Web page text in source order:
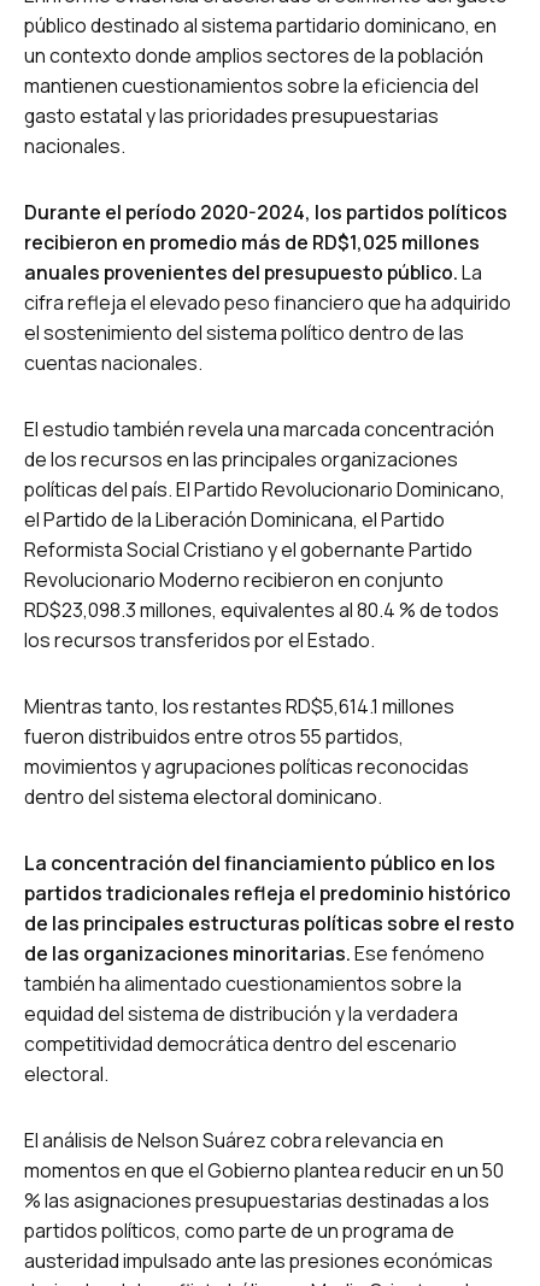
público destinado al sistema partidario dominicano, en
un contexto donde amplios sectores de la población
mantienen cuestionamientos sobre la eficiencia del
gasto estatal y las prioridades presupuestarias
nacionales.
Durante el período 2020-2024, los partidos políticos
recibieron en promedio más de RD$1,025 millones
anuales provenientes del presupuesto público.La
cifra refleja el elevado peso financiero que ha adquirido
el sostenimiento del sistema político dentro de las
cuentas nacionales.
El estudio también revela una marcada concentración
de los recursos en las principales organizaciones
políticas del país. El Partido Revolucionario Dominicano,
el Partido de la Liberación Dominicana, el Partido
Reformista Social Cristiano y el gobernante Partido
Revolucionario Moderno recibieron en conjunto
RD$23,098.3 millones, equivalentes al 80.4 % de todos
los recursos transferidos por el Estado.
Mientras tanto, los restantes RD$5,614.1 millones
fueron distribuidos entre otros 55 partidos,
movimientos y agrupaciones políticas reconocidas
dentro del sistema electoral dominicano.
La concentración del financiamiento público en los
partidos tradicionales refleja el predominio histórico
de las principales estructuras políticas sobre el resto
de las organizaciones minoritarias.Ese fenómeno
también ha alimentado cuestionamientos sobre la
equidad del sistema de distribución y la verdadera
competitividad democrática dentro del escenario
electoral.
El análisis de Nelson Suárez cobra relevancia en
momentos en que el Gobierno plantea reducir en un 50
% las asignaciones presupuestarias destinadas a los
partidos políticos, como parte de un programa de
austeridad impulsado ante las presiones económicas